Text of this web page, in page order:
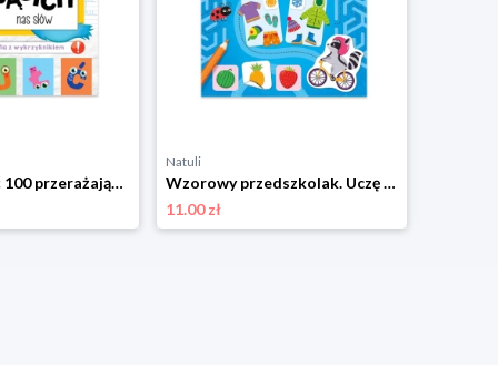
Jak opanować 100 przerażających nas słów. Ortografia z wykrzyknikiem Aksjomat
Natuli
Wzorowy przedszkolak. Uczę się i rozwiązuję! Aksjomat
11.00 zł